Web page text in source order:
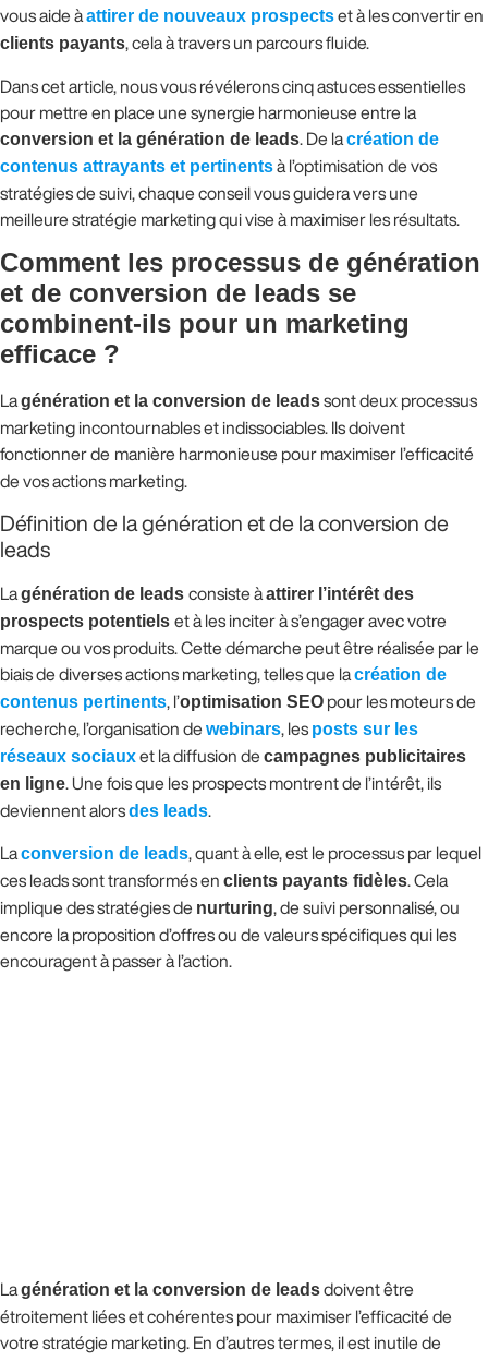
vous aide àattirer de nouveaux prospectset à les convertir en
clients payants, cela à travers un parcours fluide.
Dans cet article, nous vous révélerons cinq astuces essentielles
pour mettre en place une synergie harmonieuse entre la
conversion et la génération de leads . De lacréation de
contenus attrayants et pertinentsà l’optimisation de vos
stratégies de suivi, chaque conseil vous guidera vers une
meilleure stratégie marketing qui vise à maximiser les résultats.
Comment les processus de génération
et de conversion de leads se
combinent-ils pour un marketing
efficace ?
Lagénération et la conversion de leadssont deux processus
marketing incontournables et indissociables. Ils doivent
fonctionner de manière harmonieuse pour maximiser l’efficacité
de vos actions marketing.
Définition de la génération et de la conversion de
leads
Lagénération de leads consiste àattirer l’intérêt des
prospects potentiels et à les inciter à s’engager avec votre
marque ou vos produits. Cette démarche peut être réalisée par le
biais de diverses actions marketing, telles que lacréation de
contenus pertinents , l’optimisation SEO pour les moteurs de
recherche, l’organisation de webinars , les posts sur les
réseaux sociauxet la diffusion de campagnes publicitaires
en ligne . Une fois que les prospects montrent de l’intérêt, ils
deviennent alorsdes leads
Laconversion de leads , quant à elle, est le processus par lequel
ces leads sont transformés en clients payants fidèles . Cela
implique des stratégies de nurturing , de suivi personnalisé, ou
encore la proposition d’offres ou de valeurs spécifiques qui les
encouragent à passer à l’action.
Lagénération et la conversion de leadsdoivent être
étroitement liées et cohérentes pour maximiser l’efficacité de
votre stratégie marketing. En d’autres termes, il est inutile de